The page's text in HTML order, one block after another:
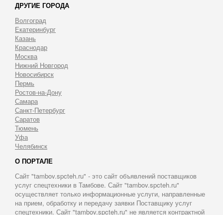
ДРУГИЕ ГОРОДА
Волгоград
Екатеринбург
Казань
Краснодар
Москва
Нижний Новгород
Новосибирск
Пермь
Ростов-на-Дону
Самара
Санкт-Петербург
Саратов
Тюмень
Уфа
Челябинск
О ПОРТАЛЕ
Сайт "tambov.spcteh.ru" - это сайт объявлений поставщиков
услуг спецтехники в Тамбове. Сайт "tambov.spcteh.ru"
осуществляет только информационные услуги, направленные
на прием, обработку и передачу заявки Поставщику услуг
спецтехники. Сайт "tambov.spcteh.ru" не является контрактной